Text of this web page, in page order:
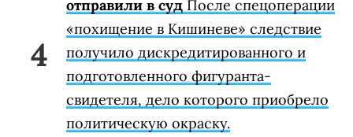
отправили в суд После спецоперации
«похищение в Кишиневе» следствие
получило дискредитированного и
подготовленного фигуранта-
свидетеля, дело которого приобрело
политическую окраску.